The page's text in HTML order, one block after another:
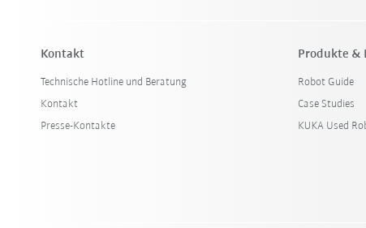
Kontakt
Technische Hotline und Beratung
Kontakt
Presse-Kontakte
Produkte &
Robot Guide
Case Studies
KUKA Used